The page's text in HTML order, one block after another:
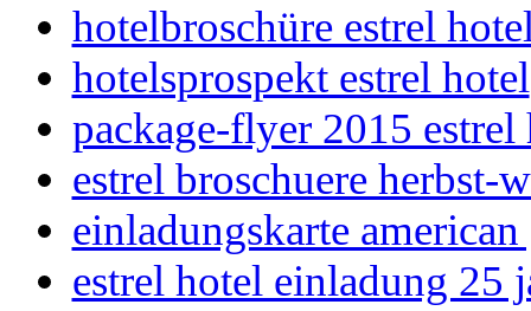
hotelbroschüre estrel
hotelsprospekt estrel hotel
package-flyer 2015 estrel
estrel broschuere herbst-
einladungskarte
estrel hotel einladung 25